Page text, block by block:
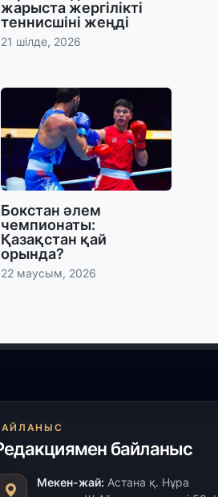
жарыста жергілікті
теннисшіні жеңді
21 шілде, 2026
Бокстан әлем
чемпионаты:
Қазақстан қай
орында?
22 маусым, 2026
байланыс
Мекен-жай: Астана қ. Нұра